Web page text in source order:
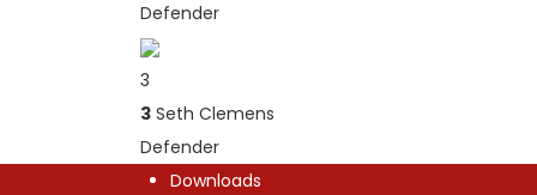
Defender
3
3 Seth Clemens
Defender
Downloads